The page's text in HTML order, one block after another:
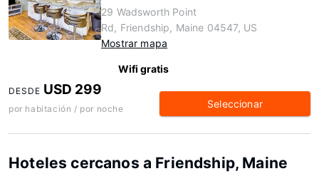
29 Wadsworth Point
Rd, Friendship, Maine 04547, US
Mostrar mapa
Wifi gratis
DESDE USD 299
por habitación / por noche Seleccionar
Hoteles cercanos a Friendship, Maine